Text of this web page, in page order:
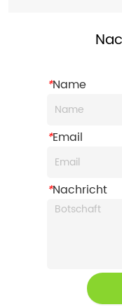
*Name
*Email
*Nachricht